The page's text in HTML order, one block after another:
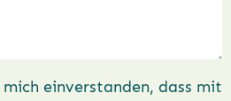
einverstanden, dass mit